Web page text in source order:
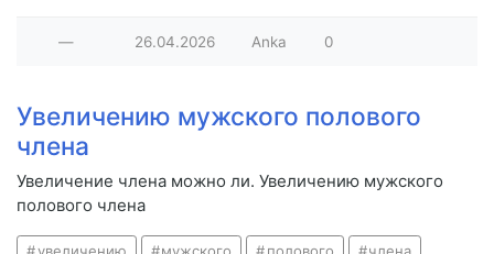
— 26.04.2026 Anka 0
Увеличению мужского полового
члена
Увеличение члена можно ли. Увеличению мужского
полового члена